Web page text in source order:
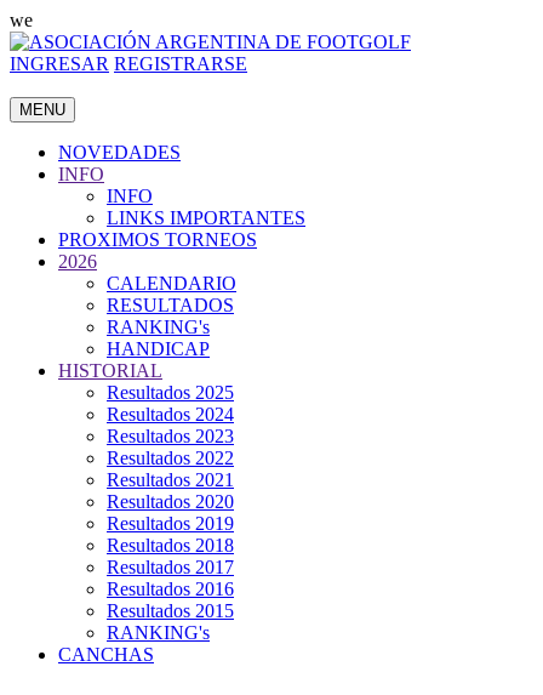
we
INGRESAR REGISTRARSE
MENU
NOVEDADES
INFO
INFO
LINKS IMPORTANTES
PROXIMOS TORNEOS
2026
CALENDARIO
RESULTADOS
RANKING's
HANDICAP
HISTORIAL
Resultados 2025
Resultados 2024
Resultados 2023
Resultados 2022
Resultados 2021
Resultados 2020
Resultados 2019
Resultados 2018
Resultados 2017
Resultados 2016
Resultados 2015
RANKING's
CANCHAS